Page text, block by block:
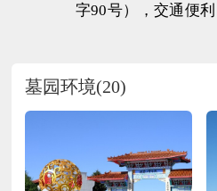
字90号），交通便
区按照“人文生态
细布局，遍植大片
卷，造就了浓郁的
自然天成的空间。
化精髓，蕴涵着重
永乐青山墓园的服
墓园环境(20)